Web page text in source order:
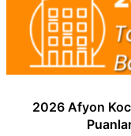
2026 Afyon